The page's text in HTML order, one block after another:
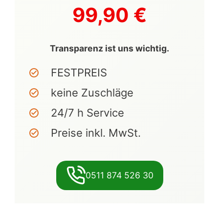
99,90 €
Transparenz ist uns wichtig.
FESTPREIS
keine Zuschläge
24/7 h Service
Preise inkl. MwSt.
0511 874 526 30